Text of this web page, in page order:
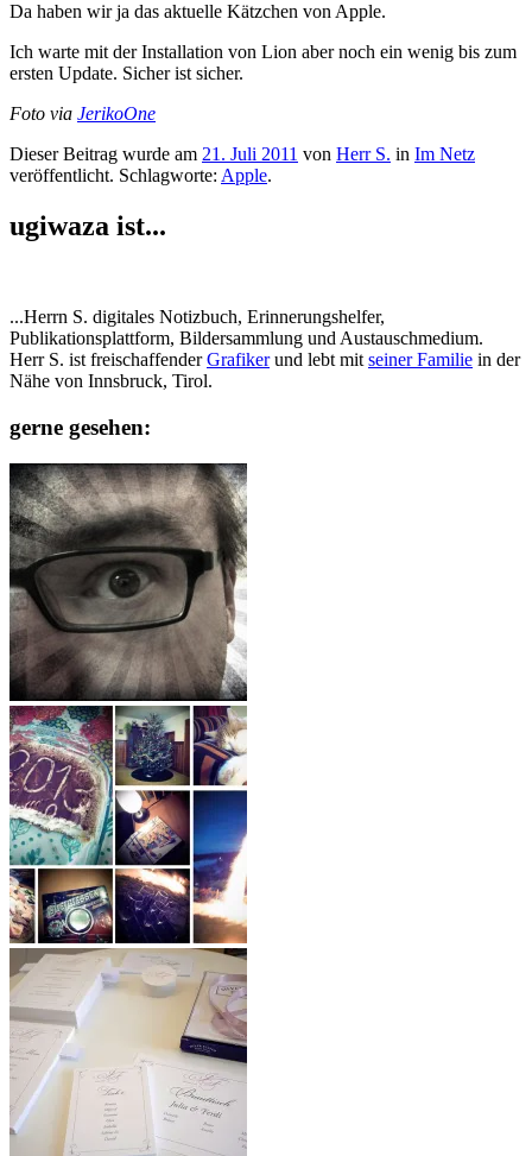
Da haben wir ja das aktuelle Kätzchen von Apple.
Ich warte mit der Installation von Lion aber noch ein wenig bis zum
ersten Update. Sicher ist sicher.
Foto via JerikoOne
Dieser Beitrag wurde am 21. Juli 2011 von Herr S. in Im Netz
veröffentlicht. Schlagworte: Apple.
ugiwaza ist...
...Herrn S. digitales Notizbuch, Erinnerungshelfer,
Publikationsplattform, Bildersammlung und Austauschmedium.
Herr S. ist freischaffenderGrafikerund lebt mit seiner Familie in der
Nähe von Innsbruck, Tirol.
gerne gesehen: